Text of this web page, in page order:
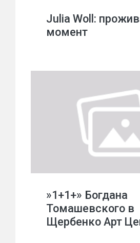
Julia Woll:
момент
»1+1+» Богдана
Томашевского в
Щербенко Арт